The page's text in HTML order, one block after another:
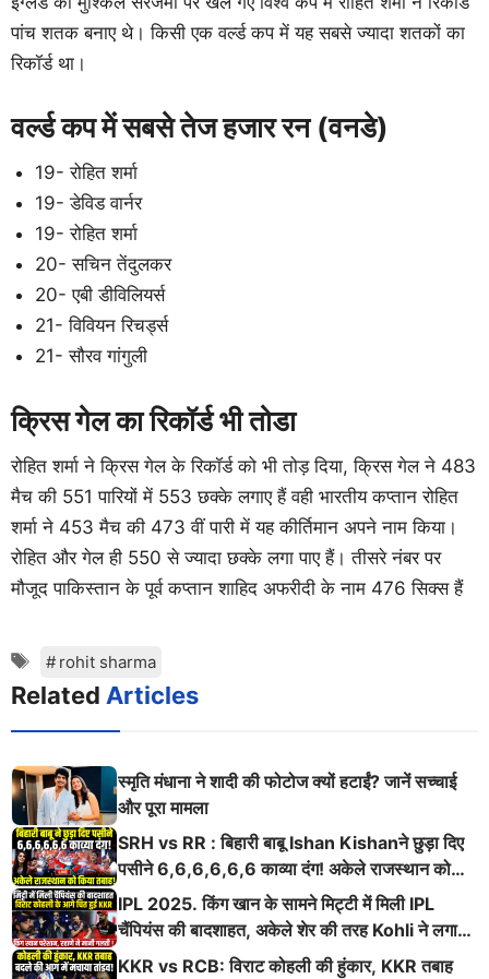
पांच शतक बनाए थे। किसी एक वर्ल्ड कप में यह सबसे ज्यादा शतकों का
रिकॉर्ड था।
वर्ल्ड कप में सबसे तेज हजार रन (वनडे)
19- रोहित शर्मा
19- डेविड वार्नर
19- रोहित शर्मा
20- सचिन तेंदुलकर
20- एबी डीविलियर्स
21- विवियन रिचर्ड्स
21- सौरव गांगुली
क्रिस गेल का रिकॉर्ड भी तोडा
रोहित शर्मा ने क्रिस गेल के रिकॉर्ड को भी तोड़ दिया, क्रिस गेल ने 483
मैच की 551 पारियों में 553 छक्के लगाए हैं वही भारतीय कप्तान रोहित
शर्मा ने 453 मैच की 473 वीं पारी में यह कीर्तिमान अपने नाम किया।
रोहित और गेल ही 550 से ज्यादा छक्के लगा पाए हैं। तीसरे नंबर पर
मौजूद पाकिस्तान के पूर्व कप्तान शाहिद अफरीदी के नाम 476 सिक्स हैं
Tags
rohit sharma
Related Articles
स्मृति मंधाना ने शादी की फोटोज क्यों हटाईं? जानें सच्चाई
और पूरा मामला
SRH vs RR : बिहारी बाबू Ishan Kishanने छुड़ा दिए
पसीने 6,6,6,6,6,6 काव्या दंग! अकेले राजस्थान को
किया तबाह!
IPL 2025. किंग खान के सामने मिट्टी में मिली IPL
चैंपियंस की बादशाहत, अकेले शेर की तरह Kohli ने लगाई
ऐसी दहाड़
KKR vs RCB: विराट कोहली की हुंकार, KKR तबाह